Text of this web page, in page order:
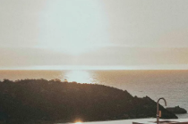
Tendance
Interieurs
La Décoration Selon Votre